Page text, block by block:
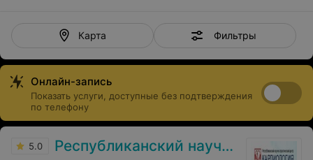
Карта Фильтры
Онлайн-запись
Показать услуги, доступные без подтверждения
по телефону
5.0 Республиканский научно-практический центр «Кардиология»